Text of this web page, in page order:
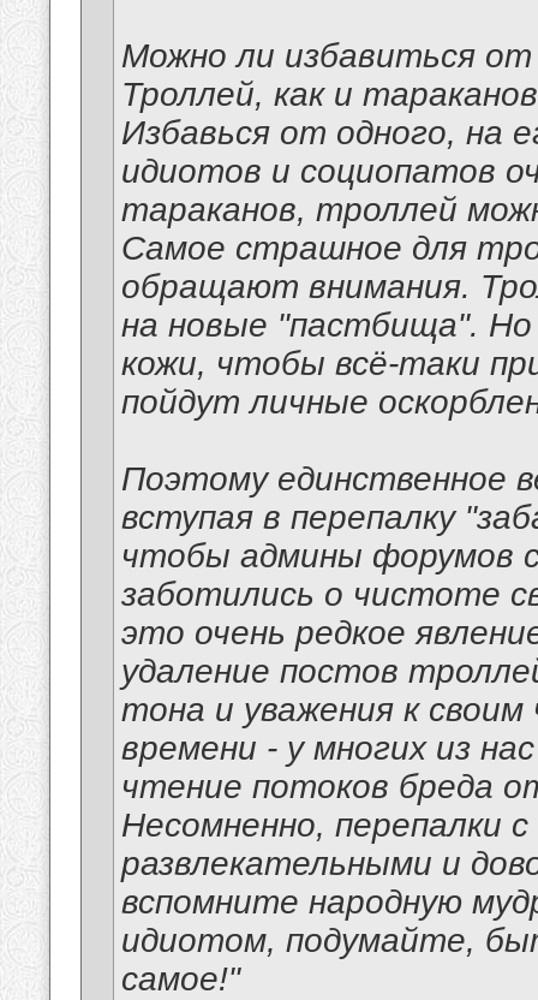
Можно ли избавиться
Троллей, как и
Избавься от одного, на
идиотов и социопатов
тараканов, троллей
Самое страшное для
обращают внимания.
на новые "пастбища".
кожи, чтобы всё-таки
пойдут личные
Поэтому единственное
вступая в перепалку
чтобы админы форумов
заботились о чистоте
это очень редкое
удаление постов
тона и уважения к
времени - у многих из
чтение потоков бреда
Несомненно, перепалки
развлекательными и
вспомните народную
идиотом, подумайте,
самое!"